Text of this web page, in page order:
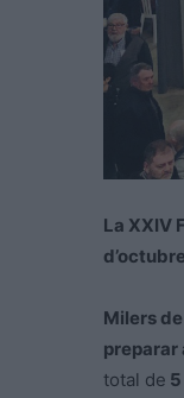
La XXIV
d’octubre
Milers
preparar
total de